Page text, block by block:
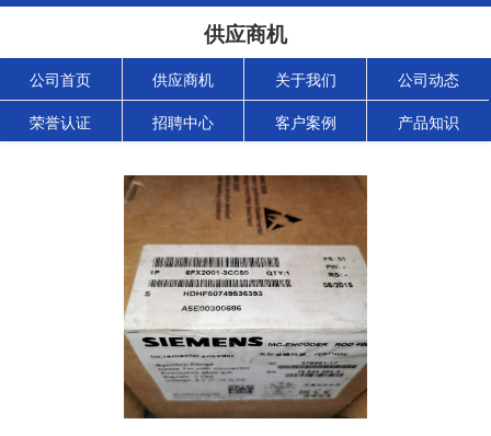
供应商机
公司首页 供应商机 关于我们 公司动态
荣誉认证 招聘中心 客户案例 产品知识